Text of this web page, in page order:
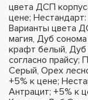
цвета ДСП
цене;
Варианты цвета
магия, Дуб
крафт белый, Дуб
согласно
Серый, Орех
+5% к цене;
Антрацит; +5% к